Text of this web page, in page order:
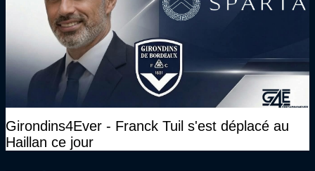
Girondins4Ever - Franck Tuil s'est déplacé au
Haillan ce jour